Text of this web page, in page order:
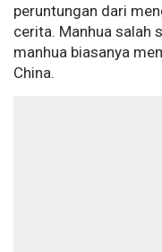
peruntungan dari
cerita. Manhua salah
manhua biasanya
China.